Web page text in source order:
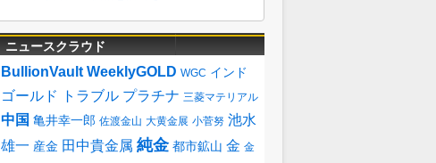
ニュースクラウド
BullionVault WeeklyGOLD WGC インド
ゴールド トラブル プラチナ 三菱マテリアル
中国 亀井幸一郎 佐渡金山 大黄金展 小菅努 池水
雄一 産金 田中貴金属 純金 都市鉱山 金 金